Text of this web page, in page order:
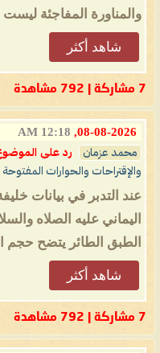
والمناورة المفاجئة
شاهد أكثر
7 مشاركة | 792 مشاهدة
08-08-2026,
12:18 AM
محمد عزمان رد على
والإقتراحات والحوارات المفتوحة
عند التدبر في بيانات
اليماني عليه الصلاه
الطبق الطائر يتضح حجم
شاهد أكثر
7 مشاركة | 792 مشاهدة